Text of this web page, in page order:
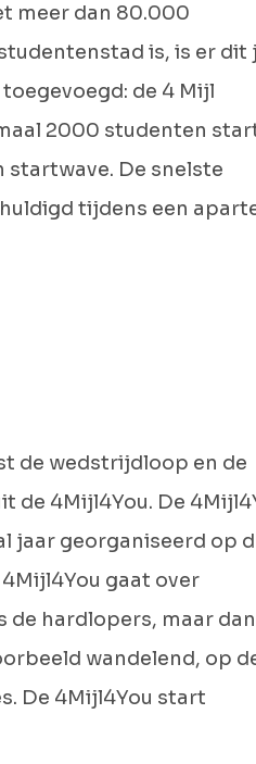
meer dan 80.000
is, is er dit
de 4 Mijl
2000 studenten
startwave. De snelste
tijdens een
de wedstrijdloop en de
de 4Mijl4You. De
jaar georganiseerd op
gaat over
de hardlopers, maar dan
wandelend, op
De 4Mijl4You start